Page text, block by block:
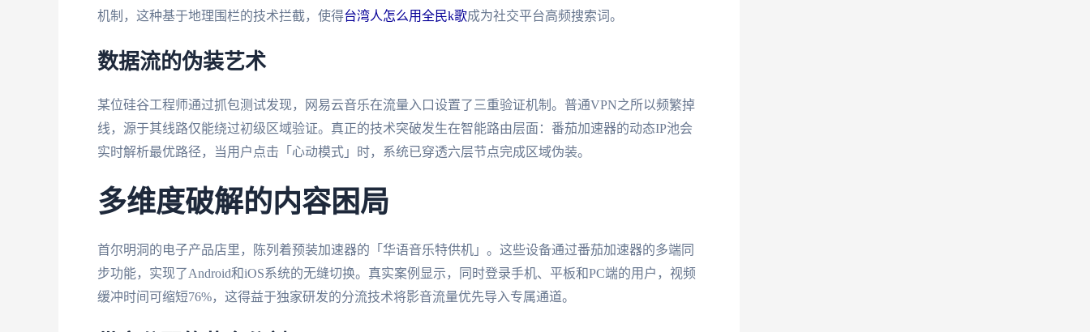
机制，这种基于地理围栏的技术拦截，使得台湾人怎么用全民k歌成为社交平台高频搜索词。
数据流的伪装艺术
某位硅谷工程师通过抓包测试发现，网易云音乐在流量入口设置了三重验证机制。普通VPN之所以频繁掉
线，源于其线路仅能绕过初级区域验证。真正的技术突破发生在智能路由层面：番茄加速器的动态IP池会
实时解析最优路径，当用户点击「心动模式」时，系统已穿透六层节点完成区域伪装。
多维度破解的内容困局
首尔明洞的电子产品店里，陈列着预装加速器的「华语音乐特供机」。这些设备通过番茄加速器的多端同
步功能，实现了Android和iOS系统的无缝切换。真实案例显示，同时登录手机、平板和PC端的用户，视频
缓冲时间可缩短76%，这得益于独家研发的分流技术将影音流量优先导入专属通道。